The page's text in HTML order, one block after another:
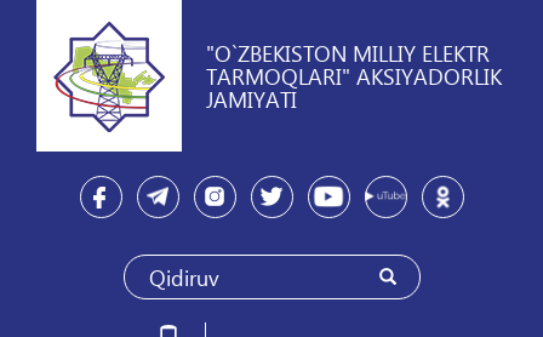
"O`ZBEKISTON MILLIY ELEKTR
TARMOQLARI" AKSIYADORLIK
JAMIYATI